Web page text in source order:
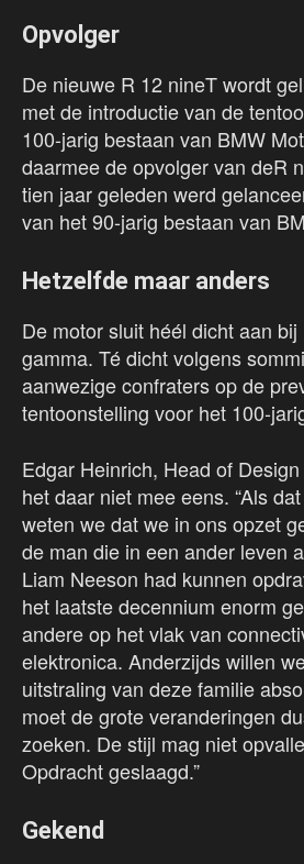
Opvolger
De nieuwe R 12 nineT wordt
met de introductie van de
100-jarig bestaan van BMW
daarmee de opvolger van deR
tien jaar geleden werd
van het 90-jarig bestaan van
Hetzelfde maar anders
De motor sluit héél dicht aan
gamma. Té dicht volgens
aanwezige confraters op de
tentoonstelling voor het 100-
Edgar Heinrich, Head of Design
het daar niet mee eens. “Als
weten we dat we in ons opzet
de man die in een ander leven
Liam Neeson had kunnen
het laatste decennium enorm
andere op het vlak van
elektronica. Anderzijds willen
uitstraling van deze familie
moet de grote veranderingen
zoeken. De stijl mag niet
Opdracht geslaagd.”
Gekend